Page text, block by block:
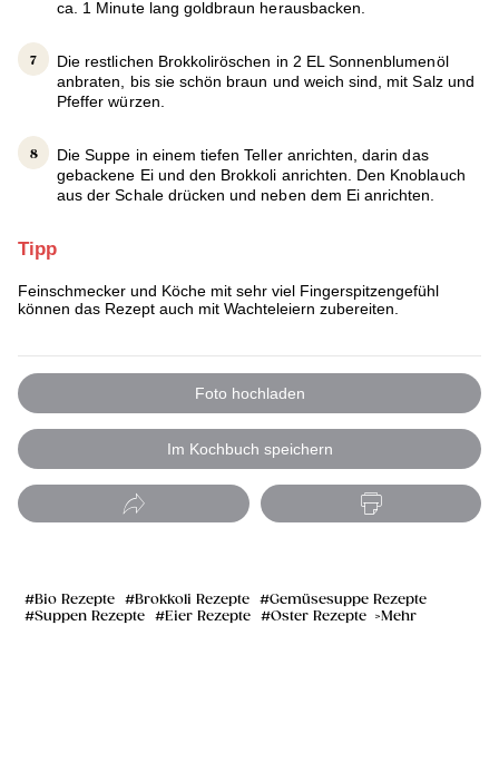
ca. 1 Minute lang goldbraun herausbacken.
Die restlichen Brokkoliröschen in 2 EL Sonnenblumenöl
anbraten, bis sie schön braun und weich sind, mit Salz und
Pfeffer würzen.
Die Suppe in einem tiefen Teller anrichten, darin das
gebackene Ei und den Brokkoli anrichten. Den Knoblauch
aus der Schale drücken und neben dem Ei anrichten.
Tipp
Feinschmecker und Köche mit sehr viel Fingerspitzengefühl
können das Rezept auch mit Wachteleiern zubereiten.
Foto hochladen
Im Kochbuch speichern
Bio Rezepte Brokkoli Rezepte
Gemüsesuppe Rezepte
Suppen Rezepte
Eier Rezepte Oster Rezepte Mehr